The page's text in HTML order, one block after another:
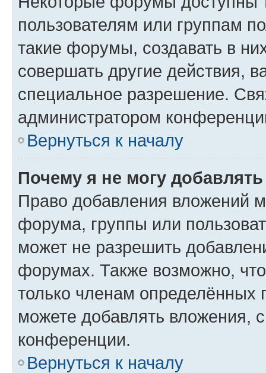
пользователям или группам
такие форумы, создавать в
совершать другие действия,
специальное разрешение.
администратором
Вернуться к началу
Почему я не могу
Право добавления вложений
форума, группы или
может не разрешить
форумах. Также возможно,
только членам определённых
можете добавлять вложения,
конференции.
Вернуться к началу